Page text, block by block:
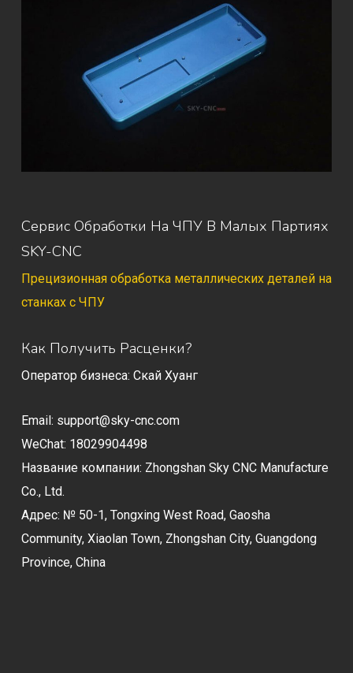
Сервис Обработки На ЧПУ В Малых Партиях
SKY-CNC
Прецизионная обработка металлических деталей на
станках с ЧПУ
Как Получить Расценки?
Оператор бизнеса: Скай Хуанг
Email: support@sky-cnc.com
WeChat: 18029904498
Название компании: Zhongshan Sky CNC Manufacture
Co., Ltd.
Адрес: № 50-1, Tongxing West Road, Gaosha
Community, Xiaolan Town, Zhongshan City, Guangdong
Province, China